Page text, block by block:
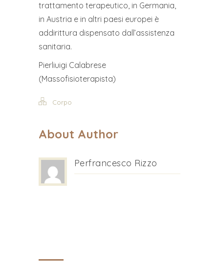
trattamento terapeutico, in Germania,
in Austria e in altri paesi europei è
addirittura dispensato dall’assistenza
sanitaria.
Pierliuigi Calabrese
(Massofisioterapista)
Corpo
About Author
Perfrancesco Rizzo